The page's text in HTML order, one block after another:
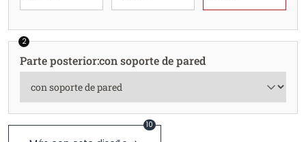
2
Parte posterior:con soporte de pared
10